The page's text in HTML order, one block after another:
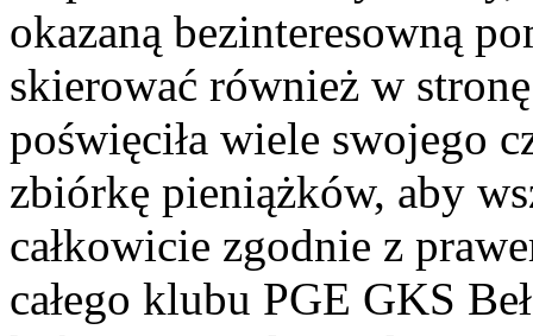
okazaną bezinteresowną
skierować również w
poświęciła wiele swojego
zbiórkę pieniążków, aby
całkowicie zgodnie z
całego klubu PGE GKS